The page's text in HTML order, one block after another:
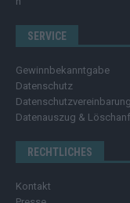
SERVICE
Gewinnbekanntgabe
Datenschutz
Datenauszug &
RECHTLICHES
Kontakt